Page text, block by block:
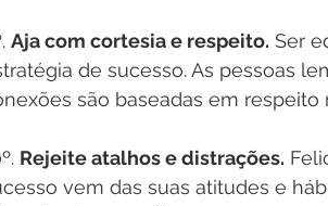
Aja com cortesia e respeito. Ser
de sucesso. As pessoas
são baseadas em respeito
Rejeite atalhos e distrações.
vem das suas atitudes e